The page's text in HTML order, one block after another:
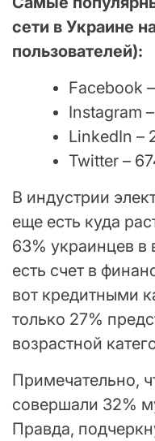
сети в Украине
пользователей):
Facebook
Instagram
LinkedIn –
Twitter –
В индустрии
еще есть куда
63% украинцев в
есть счет в
вот кредитными
только 27%
возрастной
Примечательно,
совершали 32%
Правда,